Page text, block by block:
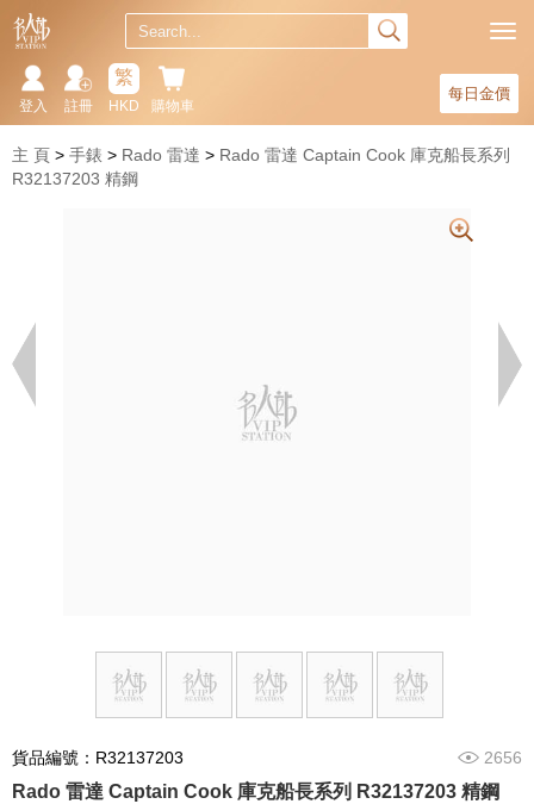
每日金價
購物車
繁
HKD
註冊
登入
主 頁 手錶 Rado 雷達
Rado 雷達 Captain Cook 庫克船長系列
R32137203 精鋼
貨品編號：R32137203 2656
Rado 雷達 Captain Cook 庫克船長系列 R32137203 精鋼